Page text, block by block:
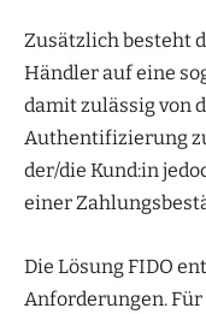
Zusätzlich besteht
Händler auf eine
damit zulässig von
Authentifizierung
der/die Kund:in
einer
Die Lösung FIDO
Anforderungen. Für